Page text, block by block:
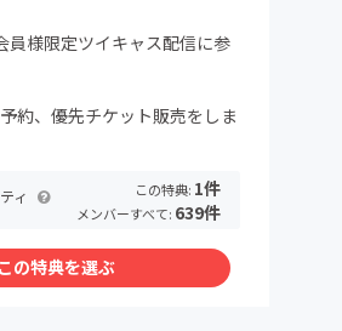
員様限定ツイキャス配信に参
約、優先チケット販売をしま
ィ この特典: 1件
メンバーすべて: 639件
この特典を選ぶ